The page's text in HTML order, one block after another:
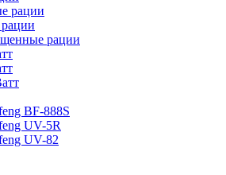
рации
рации
BF-888S
UV-5R
UV-82